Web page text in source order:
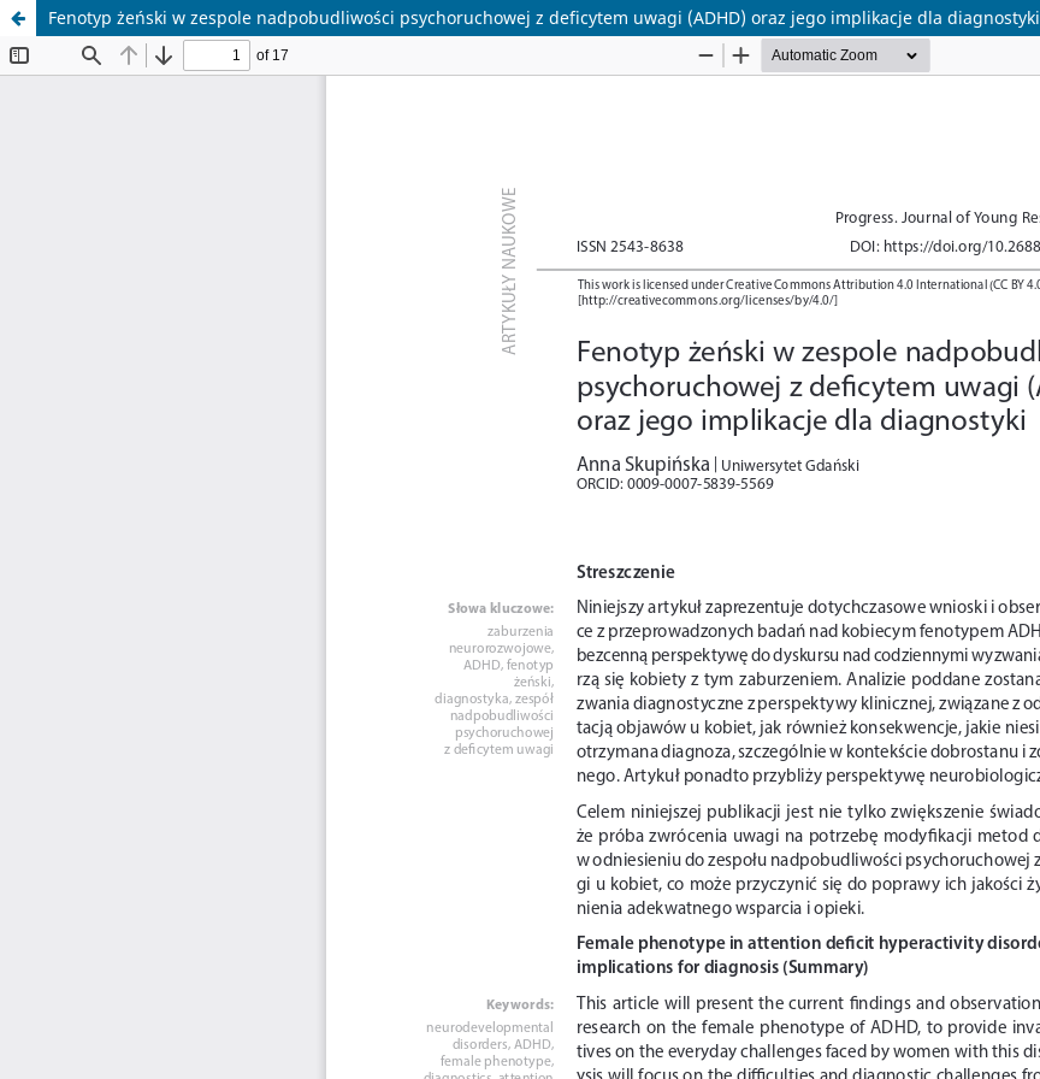
Fenotyp żeński w zespole nadpobudliwości psychoruchowej z deficytem uwagi (ADHD) oraz jego implikacje dla diagnostyki